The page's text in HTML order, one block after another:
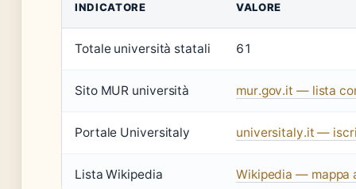
INDICATORE VALORE
Totale università statali 61
Sito MUR università mur.gov.it — lista
Portale Universitaly universitaly.it —
Lista Wikipedia Wikipedia — mappa